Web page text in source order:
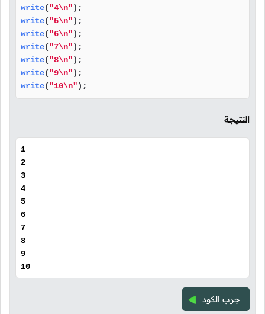
write("4\n"
write("5\n"
write("6\n"
write("7\n"
write("8\n"
write("9\n"
write("10\n");
النتيجة
1
2
3
4
5
6
7
8
9
10
جرب الكود